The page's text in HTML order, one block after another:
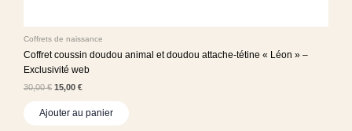
Coffrets de naissance
Coffret coussin doudou animal et doudou attache-tétine « Léon » –
Exclusivité web
30,00€ 15,00 €
Ajouter au panier